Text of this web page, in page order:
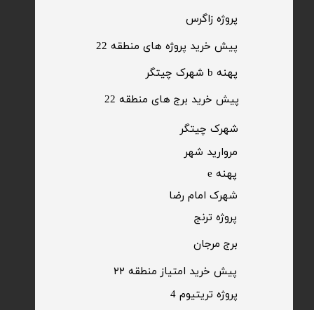
پیش خرید برج های منطقه 22
پهنه b شهرک چیتگر
پیش خرید پروژه های منطقه 22
​پروژه زاگرس
​پروژه ترنج
​شهرک چیتگر
مروارید شهر​​​​​​​
شهرک امام رضا
پهنه e
برج مرجان
پیش خرید امتیاز منطقه ۲۲​​​​​​​
پروژه تریتیوم 4